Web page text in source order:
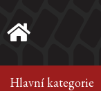
Hlavní kategorie